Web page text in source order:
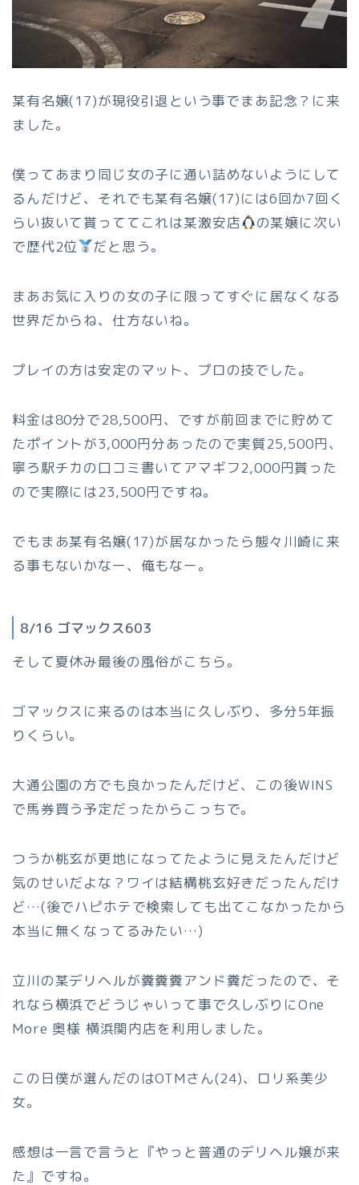
某有名嬢(17)が現役引退という事でまあ記念？に来
ました。
僕ってあまり同じ女の子に通い詰めないようにして
るんだけど、それでも某有名嬢(17)には6回か7回く
らい抜いて貰っててこれは某激安店
の某嬢に次い
で歴代2位
だと思う。
まあお気に入りの女の子に限ってすぐに居なくなる
世界だからね、仕方ないね。
プレイの方は安定のマット、プロの技でした。
料金は80分で28,500円、ですが前回までに貯めて
たポイントが3,000円分あったので実質25,500円、
寧ろ駅チカの口コミ書いてアマギフ2,000円貰った
ので実際には23,500円ですね。
でもまあ某有名嬢(17)が居なかったら態々川崎に来
る事もないかなー、俺もなー。
8/16 ゴマックス603
そして夏休み最後の風俗がこちら。
ゴマックスに来るのは本当に久しぶり、多分5年振
りくらい。
大通公園の方でも良かったんだけど、この後WINS
で馬券買う予定だったからこっちで。
つうか桃玄が更地になってたように見えたんだけど
気のせいだよな？ワイは結構桃玄好きだったんだけ
ど…(後でハピホテで検索しても出てこなかったから
本当に無くなってるみたい…)
立川の某デリヘルが糞糞糞アンド糞だったので、そ
れなら横浜でどうじゃいって事で久しぶりにOne
More 奥様 横浜関内店を利用しました。
この日僕が選んだのはOTMさん(24)、ロリ系美少
女。
感想は一言で言うと『やっと普通のデリヘル嬢が来
た』ですね。